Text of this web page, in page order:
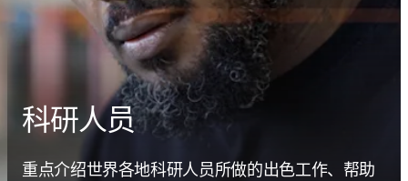
科研人员
重点介绍世界各地科研人员所做的出色工作、帮助